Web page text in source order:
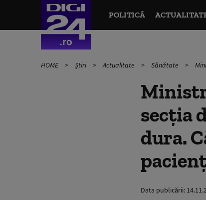
POLITICĂ
HOME Știri Actualitate Sănătate
secţia
dura.
Data publicării: